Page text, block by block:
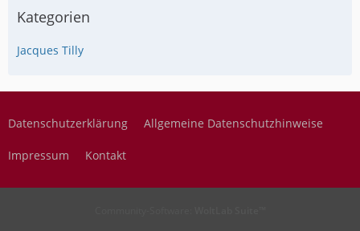
Kategorien
Jacques Tilly
Datenschutzerklärung Allgemeine Datenschutzhinweise
Impressum Kontakt